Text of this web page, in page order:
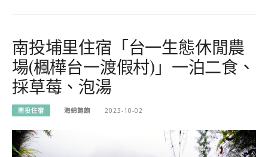
南投埔里住宿「台一生態休閒農
場(楓樺台一渡假村)」一泊二食、
採草莓、泡湯
南投住宿 海綿飽飽 2023-10-02